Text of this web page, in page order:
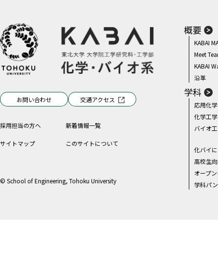
化学・バイオ系で学び、世界へはばたこう
大学院工学研究科
バイオ工学専攻 岩手県出身
お問い合わせ 交通アクセス
採用担当の方へ 新着情報一覧
サイトマップ このサイトについて
© School of Engineering, Tohoku University
概要
KABAI
Meet
KABAI
沿革
学科
応用化
化学工
バイオ
化バイ
高校生
オープ
学科パ